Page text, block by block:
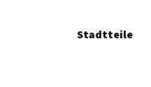
Stadtteile